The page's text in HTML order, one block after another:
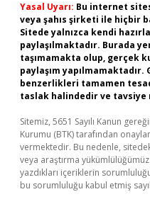
Yasal Uyarı: Bu internet
veya şahıs şirketi ile hiçbir
Sitede yalnızca kendi
paylaşılmaktadır. Burada
taşımamakta olup, gerçek
paylaşım
benzerlikleri tamamen
taslak halindedir ve tavsiye
Sitemiz, 5651 Sayılı Kanun
Kurumu (BTK) tarafından
vermektedir. Bu nedenle,
veya araştırma
yazdıkları içeriklerin
bu sorumluluğu kabul etmiş